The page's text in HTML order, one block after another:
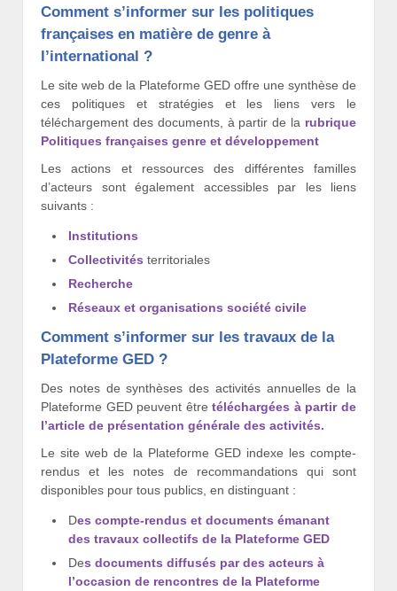
Comment s’informer sur les politiques
françaises en matière de genre à
l’international ?
Le site web de la Plateforme GED offre une synthèse de
ces politiques et stratégies et les liens vers le
téléchargement des documents, à partir de la rubrique
Politiques françaises genre et développement
Les actions et ressources des différentes familles
d’acteurs sont également accessibles par les liens
suivants :
Institutions
Collectivités territoriales
Recherche
Réseaux et organisations société civile
Comment s’informer sur les travaux de la
Plateforme GED ?
Des notes de synthèses des activités annuelles de la
Plateforme GED peuvent êtretéléchargées à partir de
l’article de présentation générale des activités.
Le site web de la Plateforme GED indexe les compte-
rendus et les notes de recommandations qui sont
disponibles pour tous publics, en distinguant :
Des compte-rendus et documents émanant
des travaux collectifs de la Plateforme GED
Des documents diffusés par des acteurs à
l’occasion de rencontres de la Plateforme